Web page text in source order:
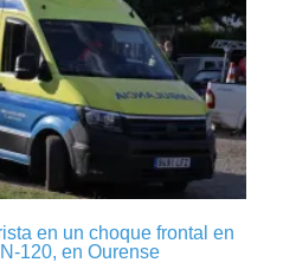
en un choque frontal en
120, en Ourense